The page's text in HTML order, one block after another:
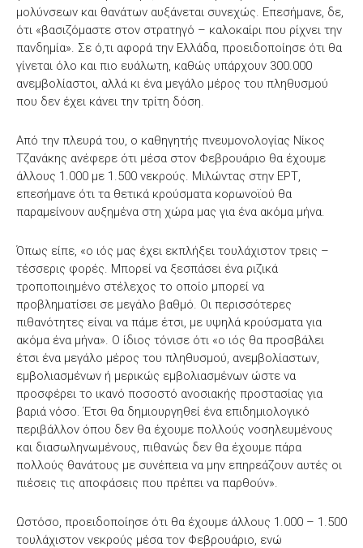
μολύνσεων και θανάτων αυξάνεται συνεχώς. Επεσήμανε, δε,
ότι «βασιζόμαστε στον στρατηγό – καλοκαίρι που ρίχνει την
πανδημία». Σε ό,τι αφορά την Ελλάδα, προειδοποίησε ότι θα
γίνεται όλο και πιο ευάλωτη, καθώς υπάρχουν 300.000
ανεμβολίαστοι, αλλά κι ένα μεγάλο μέρος του πληθυσμού
που δεν έχει κάνει την τρίτη δόση.
Από την πλευρά του, ο καθηγητής πνευμονολογίας Νίκος
Τζανάκης ανέφερε ότι μέσα στον Φεβρουάριο θα έχουμε
άλλους 1.000 με 1.500 νεκρούς. Μιλώντας στην ΕΡΤ,
επεσήμανε ότι τα θετικά κρούσματα κορωνοϊού θα
παραμείνουν αυξημένα στη χώρα μας για ένα ακόμα μήνα.
Όπως είπε, «ο ιός μας έχει εκπλήξει τουλάχιστον τρεις –
τέσσερις φορές. Μπορεί να ξεσπάσει ένα ριζικά
τροποποιημένο στέλεχος το οποίο μπορεί να
προβληματίσει σε μεγάλο βαθμό. Οι περισσότερες
πιθανότητες είναι να πάμε έτσι, με υψηλά κρούσματα για
ακόμα ένα μήνα». Ο ίδιος τόνισε ότι «ο ιός θα προσβάλει
έτσι ένα μεγάλο μέρος του πληθυσμού, ανεμβολίαστων,
εμβολιασμένων ή μερικώς εμβολιασμένων ώστε να
προσφέρει το ικανό ποσοστό ανοσιακής προστασίας για
βαριά νόσο. Έτσι θα δημιουργηθεί ένα επιδημιολογικό
περιβάλλον όπου δεν θα έχουμε πολλούς νοσηλευμένους
και διασωληνωμένους, πιθανώς δεν θα έχουμε πάρα
πολλούς θανάτους με συνέπεια να μην επηρεάζουν αυτές οι
πιέσεις τις αποφάσεις που πρέπει να παρθούν».
Ωστόσο, προειδοποίησε ότι θα έχουμε άλλους 1.000 – 1.500
τουλάχιστον νεκρούς μέσα τον Φεβρουάριο, ενώ